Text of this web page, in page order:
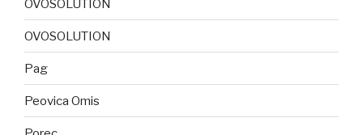
OVOSOLUTION
OVOSOLUTION
Pag
Peovica Omis